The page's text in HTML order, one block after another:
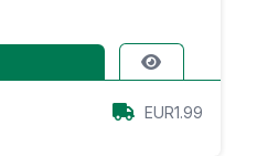
EUR1.99